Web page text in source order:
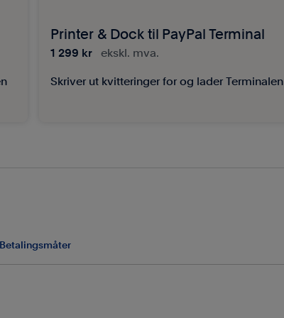
Printer & Dock til PayPal Terminal
1 299 kr ekskl. mva.
Skriver ut kvitteringer for og lader Terminalen
Betalingsmåter